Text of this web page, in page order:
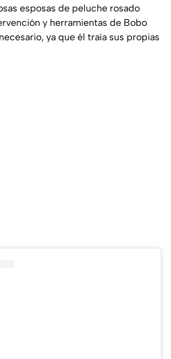
esposas de peluche rosado
y herramientas de Bobo
ya que él traía sus propias